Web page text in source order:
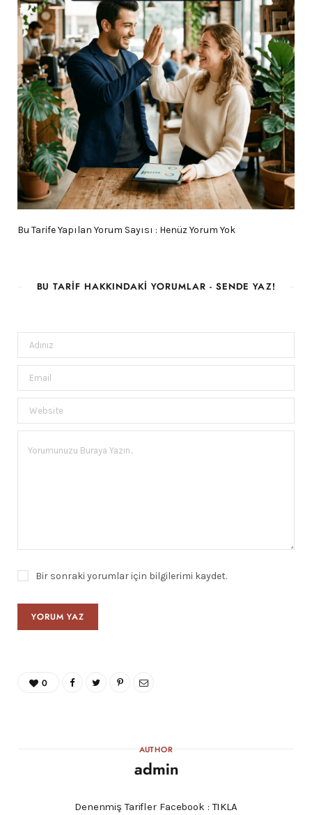
Bu Tarife Yapılan Yorum Sayısı : Henüz Yorum Yok
BU TARIF HAKKINDAKI YORUMLAR - SENDE YAZ!
Bir sonraki yorumlar için bilgilerimi kaydet.
0
AUTHOR
admin
Denenmiş Tarifler Facebook :TIKLA